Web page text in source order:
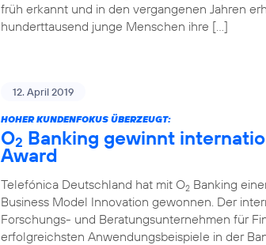
früh erkannt und in den vergangenen Jahren
hunderttausend junge Menschen ihre […]
12. April 2019
HOHER KUNDENFOKUS ÜBERZEUGT:
O2 Banking gewinnt
Award
Telefónica Deutschland hat mit O2 Banking
Business Model Innovation gewonnen. Der
Forschungs- und Beratungsunternehmen für
erfolgreichsten Anwendungsbeispiele in der